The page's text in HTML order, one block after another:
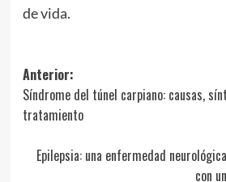
de vida.
Navegación
de
entradas
Anterior:
Síndrome del túnel carpiano: causas,
tratamiento
Epilepsia: una enfermedad
con